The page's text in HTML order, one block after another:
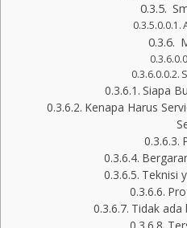
Siapa
Kenapa Harus
Teknisi
Tidak ada